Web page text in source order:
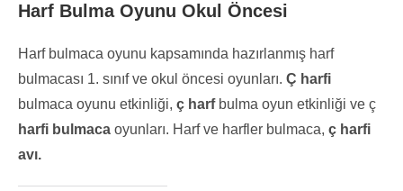
Harf Bulma Oyunu Okul Öncesi
Harf bulmaca oyunu kapsamında hazırlanmış harf
bulmacası 1. sınıf ve okul öncesi oyunları. Ç harfi
bulmaca oyunu etkinliği, ç harfbulma oyun etkinliği ve ç
harfi bulmaca oyunları. Harf ve harfler bulmaca, ç harfi
avı.